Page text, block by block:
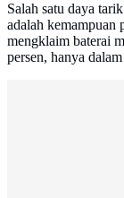
Salah satu daya
adalah kemampuan
mengklaim baterai
persen, hanya